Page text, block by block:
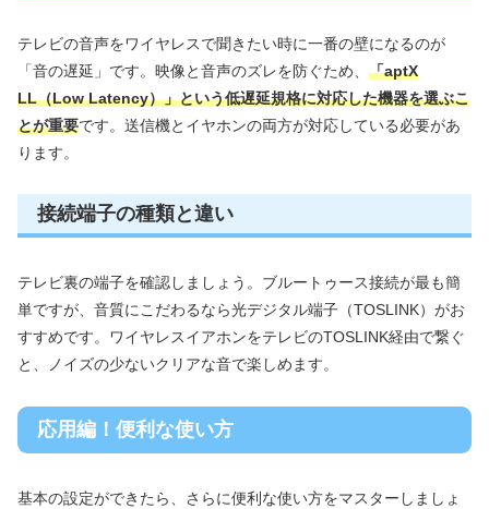
テレビの音声をワイヤレスで聞きたい時に一番の壁になるのが
「音の遅延」です。映像と音声のズレを防ぐため、 「aptX
LL（Low Latency）」という低遅延規格に対応した機器を選ぶこ
とが重要です。送信機とイヤホンの両方が対応している必要があ
ります。
接続端子の種類と違い
テレビ裏の端子を確認しましょう。ブルートゥース接続が最も簡
単ですが、音質にこだわるなら光デジタル端子（TOSLINK）がお
すすめです。ワイヤレスイアホンをテレビのTOSLINK経由で繋ぐ
と、ノイズの少ないクリアな音で楽しめます。
応用編！便利な使い方
基本の設定ができたら、さらに便利な使い方をマスターしましょ